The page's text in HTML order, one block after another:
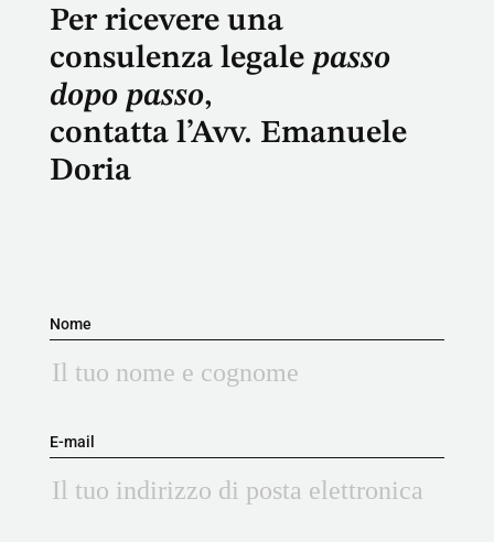
Per ricevere una
consulenza legale passo
dopo passo,
contatta l’Avv. Emanuele
Doria
Nome
E-mail